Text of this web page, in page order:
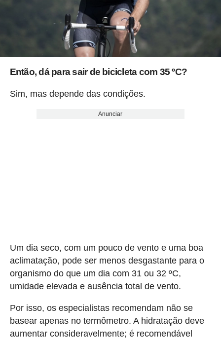
Então, dá para sair de bicicleta com 35 ºC?
Sim, mas depende das condições.
Anunciar
Um dia seco, com um pouco de vento e uma boa
aclimatação, pode ser menos desgastante para o
organismo do que um dia com 31 ou 32 ºC,
umidade elevada e ausência total de vento.
Por isso, os especialistas recomendam não se
basear apenas no termômetro. A hidratação deve
aumentar consideravelmente; é recomendável